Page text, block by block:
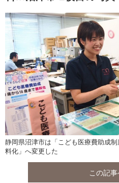
静岡県沼津市は「こども医療費助成
料化」へ変更した
この記事